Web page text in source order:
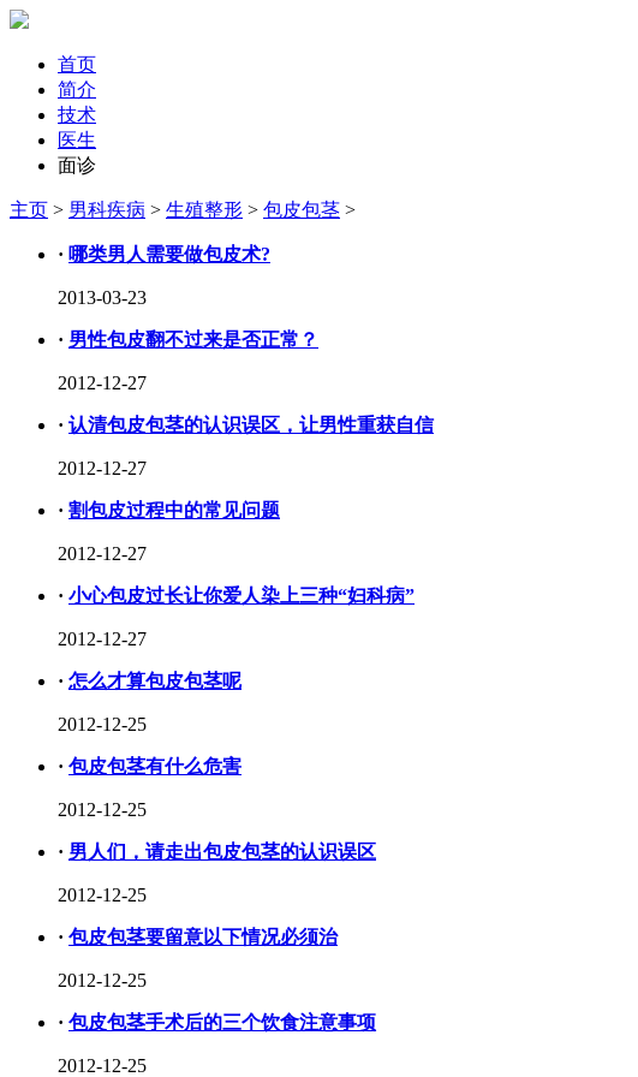
首页
简介
技术
医生
面诊
主页 > 男科疾病 > 生殖整形 > 包皮包茎 >
· 哪类男人需要做包皮术?
2013-03-23
· 男性包皮翻不过来是否正常？
2012-12-27
· 认清包皮包茎的认识误区，让男性重获自信
2012-12-27
· 割包皮过程中的常见问题
2012-12-27
· 小心包皮过长让你爱人染上三种“妇科病”
2012-12-27
· 怎么才算包皮包茎呢
2012-12-25
· 包皮包茎有什么危害
2012-12-25
· 男人们，请走出包皮包茎的认识误区
2012-12-25
· 包皮包茎要留意以下情况必须治
2012-12-25
· 包皮包茎手术后的三个饮食注意事项
2012-12-25